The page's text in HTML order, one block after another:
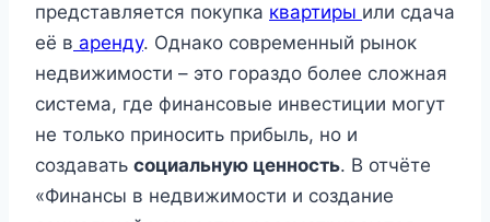
представляется покупка квартиры или сдача
её в аренду. Однако современный рынок
недвижимости – это гораздо более сложная
система, где финансовые инвестиции могут
не только приносить прибыль, но и
создавать социальную ценность. В отчёте
«Финансы в недвижимости и создание